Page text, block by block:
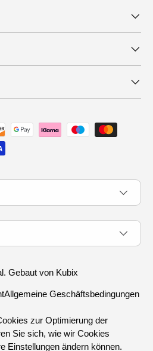
. Gebaut von Kubix
Allgemeine Geschäftsbedingungen
zur Optimierung der
Sie sich, wie wir Cookies
Einstellungen ändern können.